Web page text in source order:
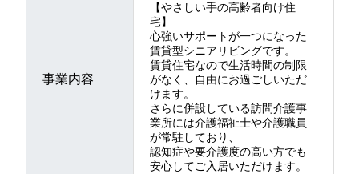
事業内容
【やさしい手の高齢者向け住
宅】
心強いサポートが一つになった
賃貸型シニアリビングです。
賃貸住宅なので生活時間の制限
がなく、自由にお過ごしいただ
けます。
さらに併設している訪問介護事
業所には介護福祉士や介護職員
が常駐しており、
認知症や要介護度の高い方でも
安心してご入居いただけます。